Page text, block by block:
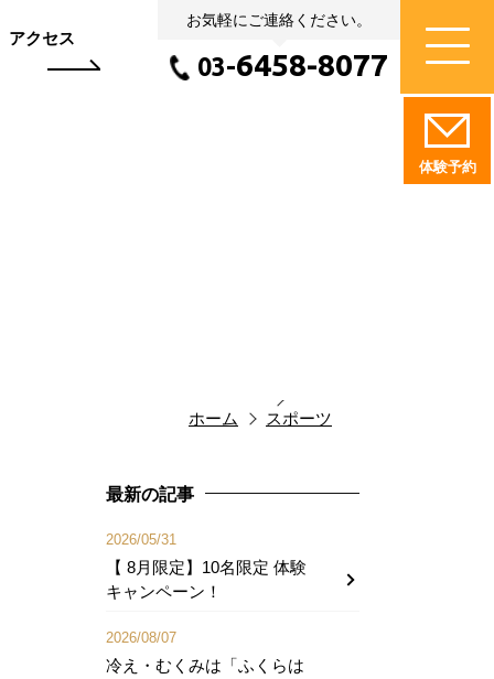
アクセス
お気軽にご連絡ください。
03-6458-8077
体験予約
ホーム スポーツ
最新の記事
2026/05/31
【 8月限定】10名限定 体験
キャンペーン！
2026/08/07
冷え・むくみは「ふくらは